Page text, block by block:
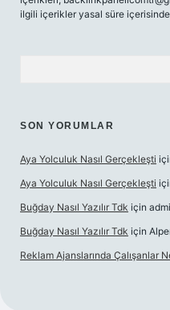
ilgili içerikler yasal süre içerisinde
SON YORUMLAR
Aya Yolculuk Nasıl Gerçekleşti
Aya Yolculuk Nasıl Gerçekleşti
Buğday Nasıl Yazılır Tdk için
Buğday Nasıl Yazılır Tdk için
Reklam Ajanslarında Çalışanlar